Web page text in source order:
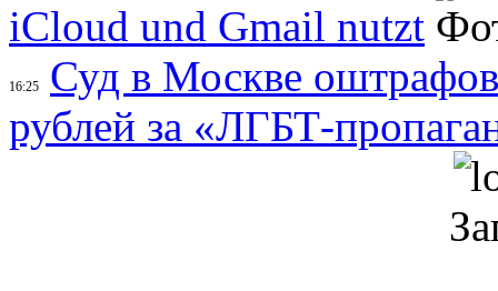
iCloud und Gmail nutzt
16:25
Суд в Москве
рублей за «ЛГБТ-